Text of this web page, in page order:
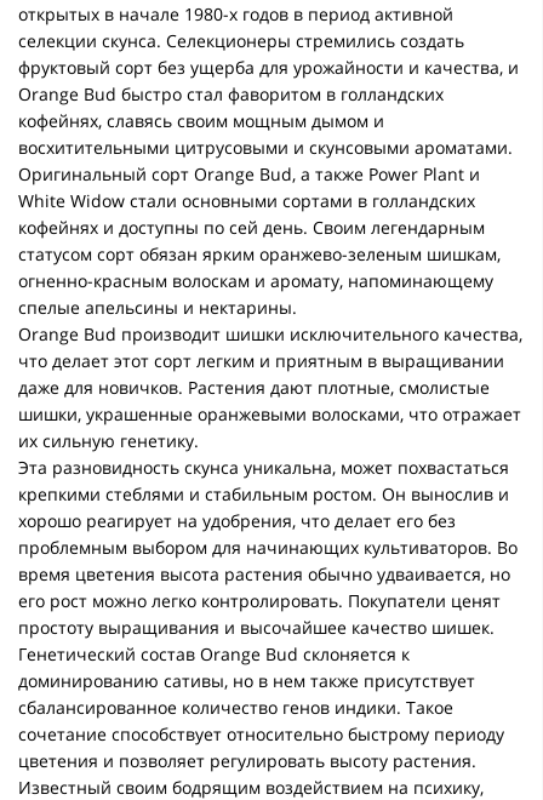
открытых в начале 1980-х годов в период активной
селекции скунса. Селекционеры стремились создать
фруктовый сорт без ущерба для урожайности и качества, и
Orange Bud быстро стал фаворитом в голландских
кофейнях, славясь своим мощным дымом и
восхитительными цитрусовыми и скунсовыми ароматами.
Оригинальный сорт Orange Bud, а также Power Plant и
White Widow стали основными сортами в голландских
кофейнях и доступны по сей день. Своим легендарным
статусом сорт обязан ярким оранжево-зеленым шишкам,
огненно-красным волоскам и аромату, напоминающему
спелые апельсины и нектарины.
Orange Bud производит шишки исключительного качества,
что делает этот сорт легким и приятным в выращивании
даже для новичков. Растения дают плотные, смолистые
шишки, украшенные оранжевыми волосками, что отражает
их сильную генетику.
Эта разновидность скунса уникальна, может похвастаться
крепкими стеблями и стабильным ростом. Он вынослив и
хорошо реагирует на удобрения, что делает его без
проблемным выбором для начинающих культиваторов. Во
время цветения высота растения обычно удваивается, но
его рост можно легко контролировать. Покупатели ценят
простоту выращивания и высочайшее качество шишек.
Генетический состав Orange Bud склоняется к
доминированию сативы, но в нем также присутствует
сбалансированное количество генов индики. Такое
сочетание способствует относительно быстрому периоду
цветения и позволяет регулировать высоту растения.
Известный своим бодрящим воздействием на психику,